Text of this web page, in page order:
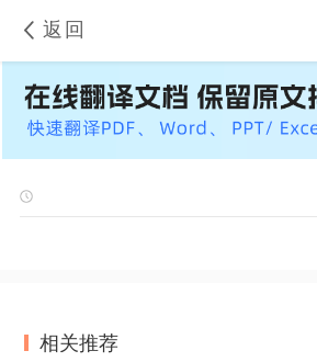
返回
相关推荐